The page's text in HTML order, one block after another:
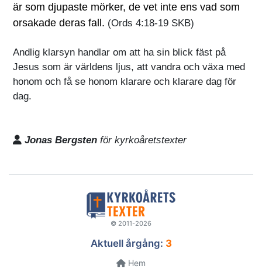
är som djupaste mörker, de vet inte ens vad som
orsakade deras fall. (Ords 4:18-19 SKB)
Andlig klarsyn handlar om att ha sin blick fäst på
Jesus som är världens ljus, att vandra och växa med
honom och få se honom klarare och klarare dag för
dag.
Jonas Bergsten för kyrkoåretstexter
© 2011-2026
Aktuell årgång: 3
Hem